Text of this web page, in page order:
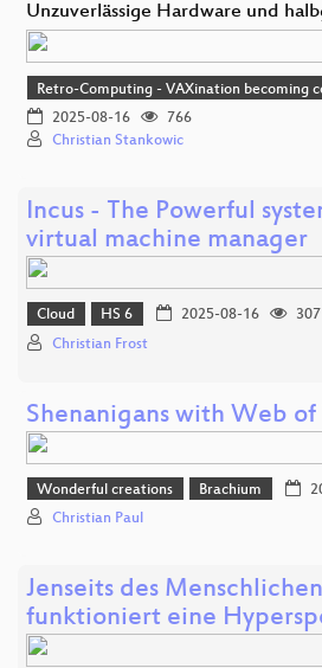
Unzuverlässige Hardware und
Retro-Computing - VAXination becoming
2025-08-16
766
Christian Stankowic
Incus - The Powerful
virtual machine manager
Cloud HS 6 2025-08-16
307
Christian Frost
Shenanigans with Web of
Wonderful creations Brachium
Christian Paul
Jenseits des
funktioniert eine